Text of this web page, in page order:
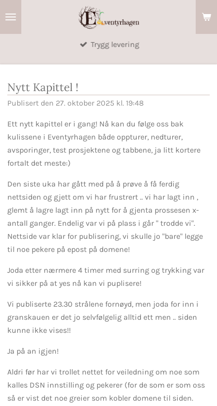
Trygg levering
Nytt Kapittel !
Publisert den 27. oktober 2025 kl. 19:48
Ett nytt kapittel er i gang! Nå kan du følge oss bak
kulissene i Eventyrhagen både oppturer, nedturer,
avsporinger, test prosjektene og tabbene, ja litt kortere
fortalt det meste:)
Den siste uka har gått med på å prøve å få ferdig
nettsiden og gjett om vi har frustrert .. vi har lagt inn ,
glemt å lagre lagt inn på nytt for å gjenta prossesen x-
antall ganger. Endelig var vi på plass i går " trodde vi".
Nettside var klar for publisering, vi skulle jo "bare" legge
til noe pekere på epost på domene!
Joda etter nærmere 4 timer med surring og trykking var
vi sikker på at yes nå kan vi puplisere!
Vi publiserte 23.30 strålene fornøyd, men joda for inn i
granskauen er det jo selvfølgelig alltid ett men .. siden
kunne ikke vises!!
Ja på an igjen!
Aldri før har vi trollet nettet for veiledning om noe som
kalles DSN innstilling og pekerer (for de som er som oss
så er vist det noe greier som kobler domene til siden.